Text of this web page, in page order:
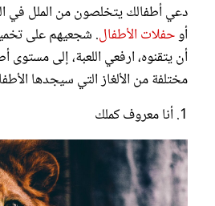
دعي أطفالك يتخلصون من الملل في
أوحفلات الأطفال. شجعيهم على
أن يتقنوه، ارفعي اللعبة، إلى
مختلفة من الألغاز التي سيجدها
1. أنا معروف كملك